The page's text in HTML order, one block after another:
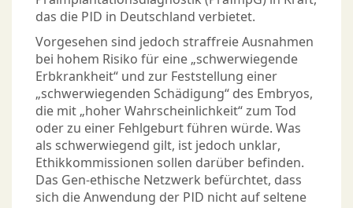
das die PID in Deutschland verbietet.
Vorgesehen sind jedoch straffreie Ausnahmen
bei hohem Risiko für eine „schwerwiegende
Erbkrankheit“ und zur Feststellung einer
„schwerwiegenden Schädigung“ des Embryos,
die mit „hoher Wahrscheinlichkeit“ zum Tod
oder zu einer Fehlgeburt führen würde. Was
als schwerwiegend gilt, ist jedoch unklar,
Ethikkommissionen sollen darüber befinden.
Das Gen-ethische Netzwerk befürchtet, dass
sich die Anwendung der PID nicht auf seltene